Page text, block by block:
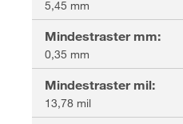
5,45 mm
Mindestraster mm:
0,35 mm
Mindestraster mil:
13,78 mil